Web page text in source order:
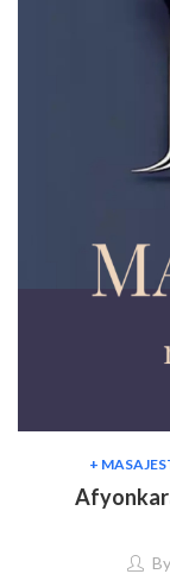
+
By